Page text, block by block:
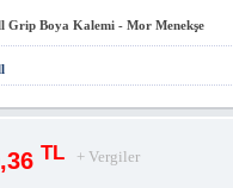
Grip Boya Kalemi - Mor Menekşe
TL + Vergiler